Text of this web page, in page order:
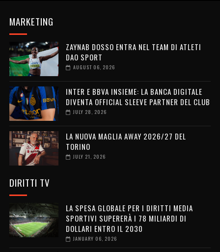
MARKETING
ZAYNAB DOSSO ENTRA NEL TEAM DI ATLETI
DAO SPORT
AUGUST 06, 2026
INTER E BBVA INSIEME: LA BANCA DIGITALE
DIVENTA OFFICIAL SLEEVE PARTNER DEL CLUB
JULY 28, 2026
LA NUOVA MAGLIA AWAY 2026/27 DEL
TORINO
JULY 21, 2026
DIRITTI TV
LA SPESA GLOBALE PER I DIRITTI MEDIA
SPORTIVI SUPERERÀ I 78 MILIARDI DI
DOLLARI ENTRO IL 2030
JANUARY 06, 2026